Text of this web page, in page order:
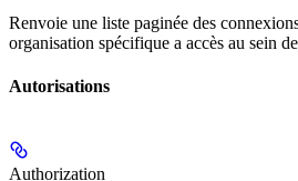
Renvoie une liste paginée des
organisation spécifique a accès au sein
Autorisations
Authorization